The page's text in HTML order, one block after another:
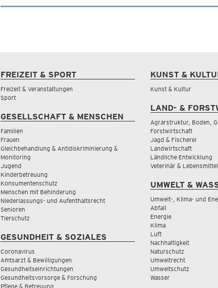
FREIZEIT & SPORT
Freizeit & Veranstaltungen
Sport
GESELLSCHAFT & MENSCHEN
Familien
Frauen
Gleichbehandlung & Antidiskriminierung &
Monitoring
Jugend
Kinderbetreuung
Konsumentenschutz
Menschen mit Behinderung
Niederlassungs- und Aufenthaltsrecht
Senioren
Tierschutz
GESUNDHEIT & SOZIALES
Coronavirus
Amtsarzt & Bewilligungen
Gesundheitseinrichtungen
Gesundheitsvorsorge & Forschung
Pflege & Betreuung
KUNST &
Kunst & Kultur
LAND- &
Agrarstruktur, Boden,
Forstwirtschaft
Jagd & Fischerei
Landwirtschaft
Ländliche Entwicklung
Veterinär &
UMWELT &
Umwelt-, Klima- und
Abfall
Energie
Klima
Luft
Nachhaltigkeit
Naturschutz
Umweltrecht
Umweltschutz
Wasser